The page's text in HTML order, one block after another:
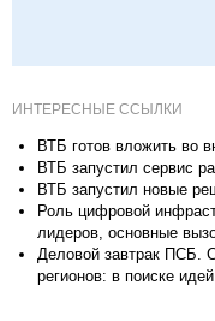
ИНТЕРЕСНЫЕ ССЫЛКИ
ВТБ готов вложить во
ВТБ запустил сервис
ВТБ запустил новые
Роль цифровой
лидеров, основные
Деловой завтрак ПСБ.
регионов: в поиске